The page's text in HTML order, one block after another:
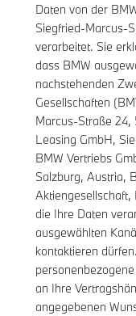
Daten von der
Siegfried-Marcus-
verarbeitet. Sie
dass BMW
nachstehenden
Gesellschaften
Marcus-Straße 24,
Leasing GmbH,
BMW Vertriebs
Salzburg, Austria,
die Ihre Daten
ausgewählten
kontaktieren
an Ihre
angegebenen